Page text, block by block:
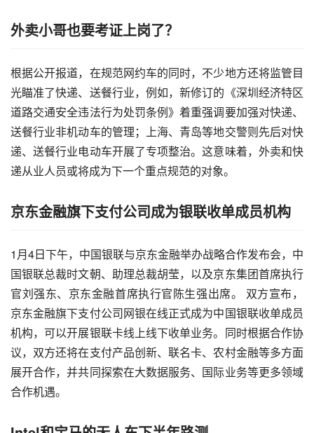
外卖小哥也要考证上岗了？
根据公开报道，在规范网约车的同时，不少地方还将监管目
光瞄准了快递、送餐行业，例如，新修订的《深圳经济特区
道路交通安全违法行为处罚条例》着重强调要加强对快递、
送餐行业非机动车的管理；上海、青岛等地交警则先后对快
递、送餐行业电动车开展了专项整治。这意味着，外卖和快
递从业人员或将成为下一个重点规范的对象。
京东金融旗下支付公司成为银联收单成员机构
1月4日下午，中国银联与京东金融举办战略合作发布会，中
国银联总裁时文朝、助理总裁胡莹，以及京东集团首席执行
官刘强东、京东金融首席执行官陈生强出席。 双方宣布，
京东金融旗下支付公司网银在线正式成为中国银联收单成员
机构，可以开展银联卡线上线下收单业务。同时根据合作协
议，双方还将在支付产品创新、联名卡、农村金融等多方面
展开合作，并共同探索在大数据服务、国际业务等更多领域
合作机遇。